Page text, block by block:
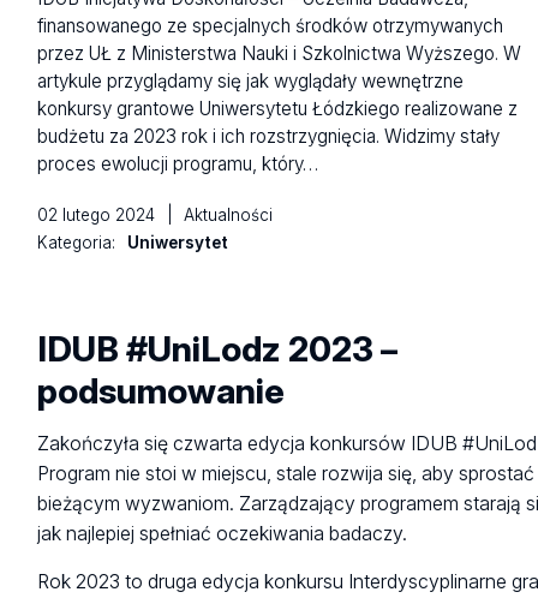
finansowanego ze specjalnych środków otrzymywanych
przez UŁ z Ministerstwa Nauki i Szkolnictwa Wyższego. W
artykule przyglądamy się jak wyglądały wewnętrzne
konkursy grantowe Uniwersytetu Łódzkiego realizowane z
budżetu za 2023 rok i ich rozstrzygnięcia. Widzimy stały
proces ewolucji programu, który…
02 lutego 2024
Aktualności
Kategoria:
Uniwersytet
IDUB #UniLodz 2023 –
podsumowanie
Zakończyła się czwarta edycja konkursów IDUB
Program nie stoi w miejscu, stale rozwija się, aby sprostać
bieżącym wyzwaniom. Zarządzający programem starają
jak najlepiej spełniać oczekiwania badaczy.
Rok 2023 to druga edycja konkursu Interdyscyplinarne